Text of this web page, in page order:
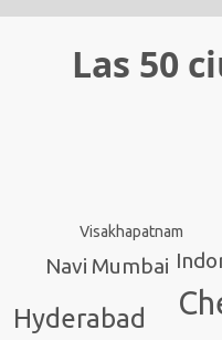
Las 50
Hyderabad
Navi Mumbai
Visakhapatnam